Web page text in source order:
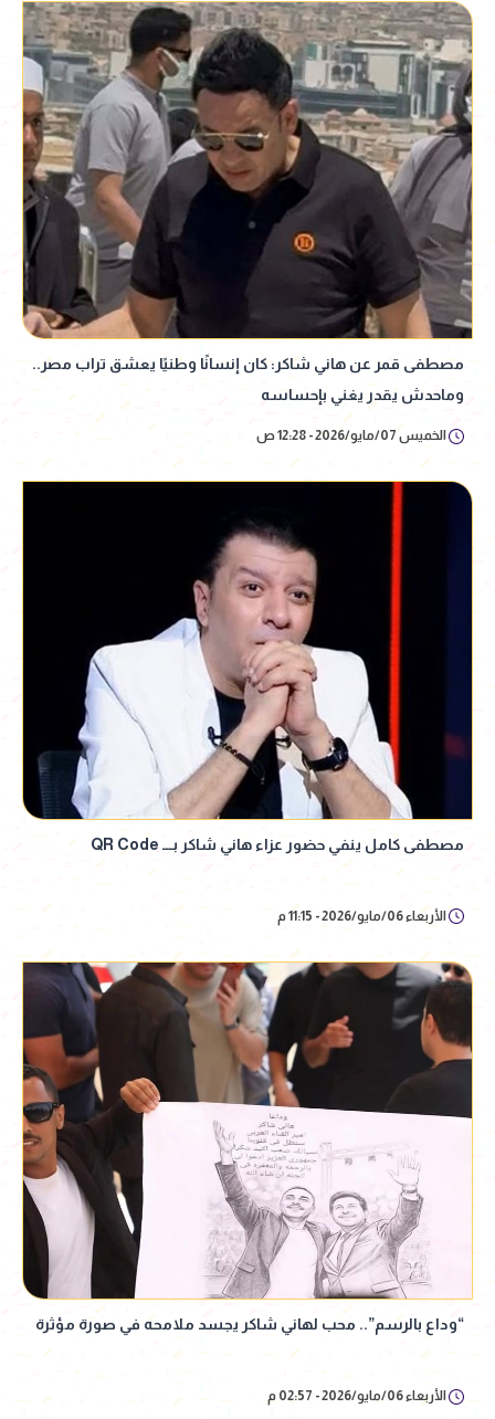
مصطفى قمر عن هاني شاكر: كان إنسانًا وطنيًا يعشق تراب مصر..
وماحدش يقدر يغني بإحساسه
الخميس 07/مايو/2026 - 12:28 ص
مصطفى كامل ينفي حضور عزاء هاني شاكر بـــ QR Code
الأربعاء 06/مايو/2026 - 11:15 م
“وداع بالرسم”.. محب لهاني شاكر يجسد ملامحه في صورة مؤثرة
الأربعاء 06/مايو/2026 - 02:57 م